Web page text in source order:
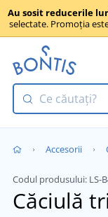
Au sosit reducerile
selectate. Promoția
Accesorii
Codul produsului: LS-
Căciulă